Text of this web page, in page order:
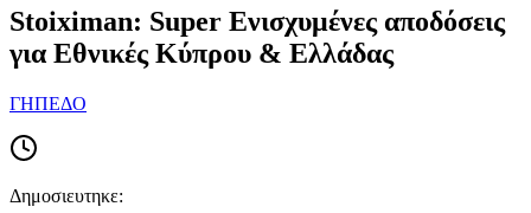
Stoiximan: Super Ενισχυμένες αποδόσεις
για Εθνικές Κύπρου & Ελλάδας
ΓΗΠΕΔΟ
Δημοσιευτηκε: